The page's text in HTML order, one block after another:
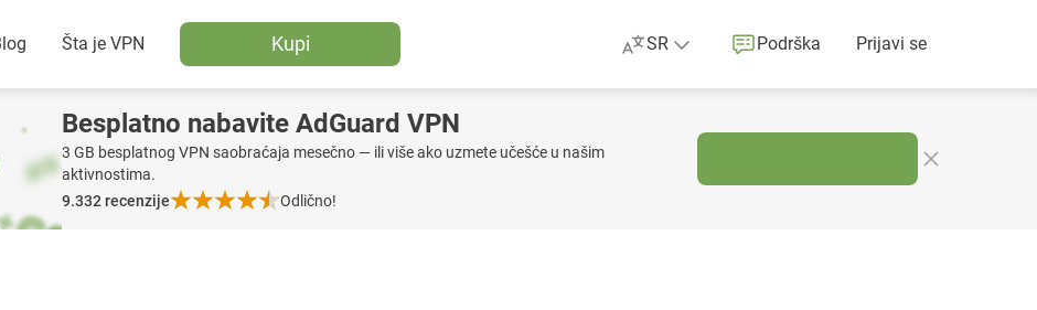
Šta je VPN Kupi SR Podrška Prijavi se
Besplatno nabavite AdGuard VPN
3 GB besplatnog VPN saobraćaja mesečno — ili više ako uzmete učešće u našim
aktivnostima.
9.332recenzije Odlično!